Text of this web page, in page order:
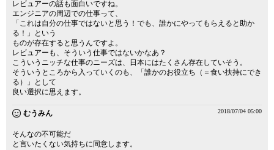
レビュアーの話も面白いですね。
エンジニアの周辺での仕事って、
「これは自分の仕事ではないと思う！でも、誰かにやってもらえると助か
る！」という
ものが存在すると思うんですよ。
レビュアーも、そういう仕事ではないかなあ？
こういうニッチな仕事のニーズは、日本にはたくさん存在していそう。
そういうところから入っていくのも、「誰かのお役立ち（＝食い扶持にでき
る）」として
良い選択に思えます。
むうみん 2018/07/04 05:00
そんなの不可能だ
と言いたくない気持ちに同意します。